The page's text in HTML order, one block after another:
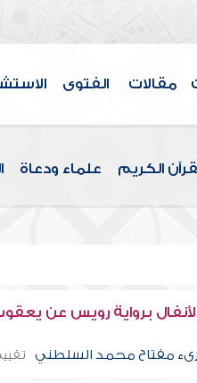
مقالات الفتوى
الكريم علماء ودعاة
برواية رويس عن
مفتاح محمد السلطني